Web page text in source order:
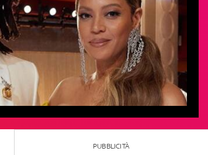
PUBBLICITÀ